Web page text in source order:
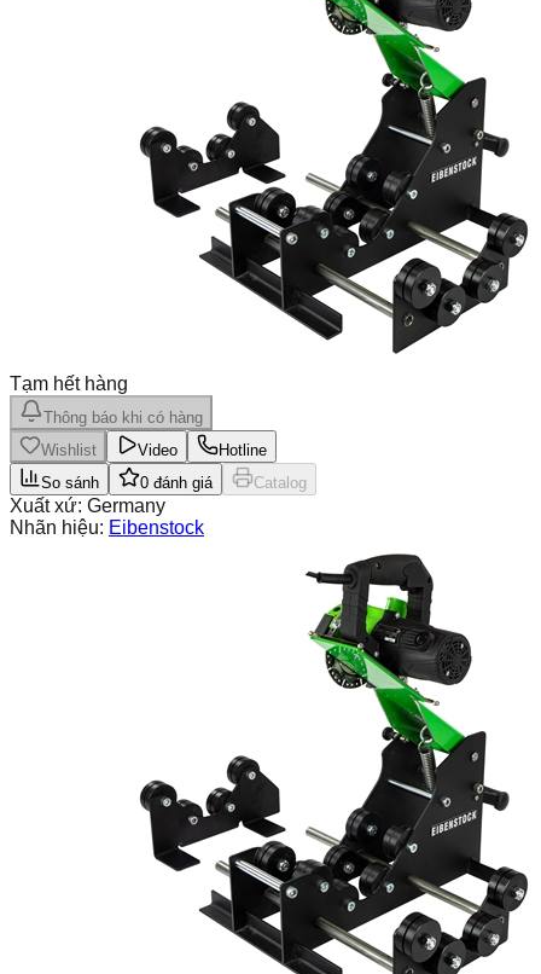
Tạm hết hàng
Thông báo khi có hàng
Wishlist
Video
Hotline
So sánh
0 đánh giá Catalog
Xuất xứ: Germany
Nhãn hiệu: Eibenstock